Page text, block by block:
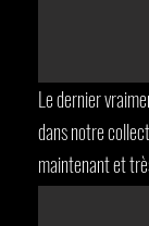
Le dernier
dans notre
maintenant et